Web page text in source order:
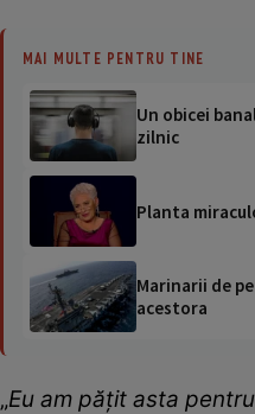
MAI MULTE PENTRU TINE
Un obicei
zilnic
Planta
Marinarii de
acestora
„Eu am pățit asta